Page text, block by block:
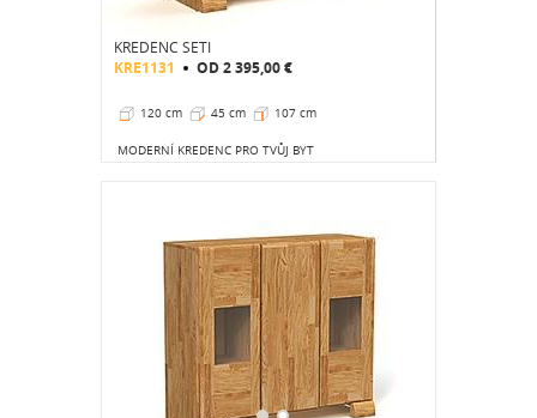
KREDENC SETI
KRE1131 OD2 395,00 €
120 cm 45 cm 107 cm
MODERNÍ KREDENC PRO TVŮJ BYT